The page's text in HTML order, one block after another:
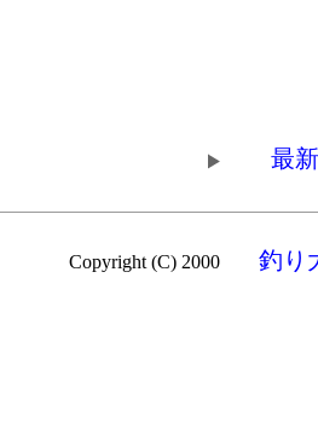
最
Copyright (C) 2000 釣り